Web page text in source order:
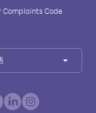
Complaints Code